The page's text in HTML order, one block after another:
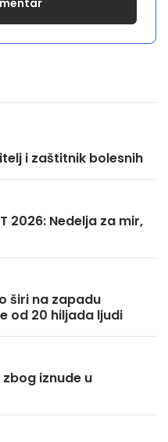
i zaštitnik bolesnih
2026: Nedelja za mir,
širi na zapadu
od 20 hiljada ljudi
zbog iznude u